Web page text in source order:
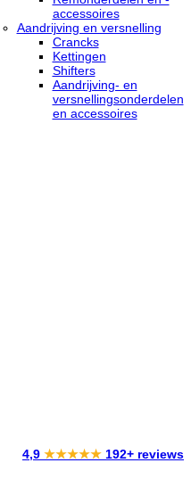
accessoires
Aandrijving en versnelling
Crancks
Kettingen
Shifters
Aandrijving- en
versnellingsonderdelen
en accessoires
4,9 ★★★★★ 192+ reviews